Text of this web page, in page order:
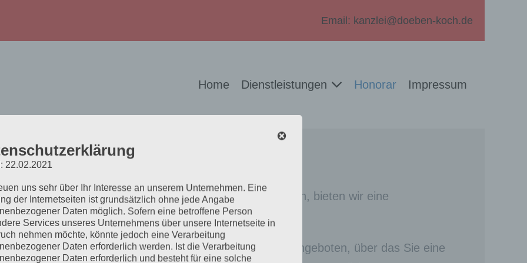
Email: kanzlei@doeben-koch.de
Home Dienstleistungen Honorar Impressum
die wir in dieser Form als besonders sinnvoll ansehen, bieten wir eine
zuzüglich der gesetzlichen Mehrwertsteuer angeboten, über das Sie eine
22.02.2021
uns sehr über Ihr Interesse an unserem Unternehmen. Eine
der Internetseiten ist grundsätzlich ohne jede Angabe
Daten möglich. Sofern eine betroffene Person
Services unseres Unternehmens über unsere Internetseite in
nehmen möchte, könnte jedoch eine Verarbeitung
Daten erforderlich werden. Ist die Verarbeitung
Daten erforderlich und besteht für eine solche